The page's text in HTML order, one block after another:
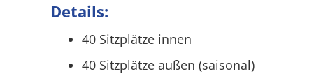
Details:
40 Sitzplätze innen
40 Sitzplätze außen (saisonal)